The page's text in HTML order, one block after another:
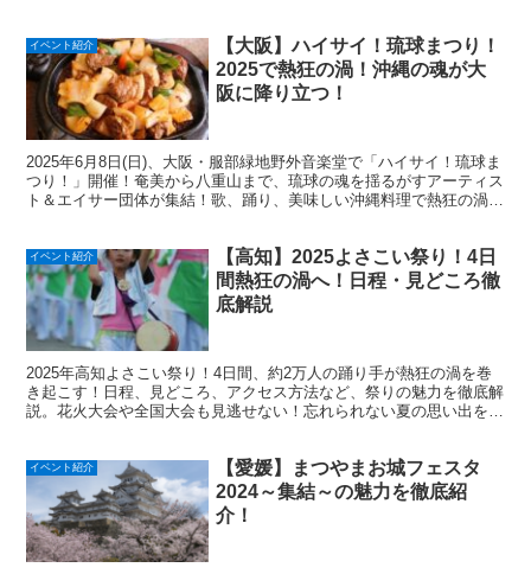
イベント紹介
【大阪】ハイサイ！琉球まつり！
2025で熱狂の渦！沖縄の魂が大
阪に降り立つ！
2025年6月8日(日)、大阪・服部緑地野外音楽堂で「ハイサイ！琉球ま
つり！」開催！奄美から八重山まで、琉球の魂を揺るがすアーティス
ト＆エイサー団体が集結！歌、踊り、美味しい沖縄料理で熱狂の渦を
イベント紹介
【高知】2025よさこい祭り！4日
間熱狂の渦へ！日程・見どころ徹
底解説
2025年高知よさこい祭り！4日間、約2万人の踊り手が熱狂の渦を巻
き起こす！日程、見どころ、アクセス方法など、祭りの魅力を徹底解
説。花火大会や全国大会も見逃せない！忘れられない夏の思い出を高
イベント紹介
【愛媛】まつやまお城フェスタ
2024～集結～の魅力を徹底紹
介！